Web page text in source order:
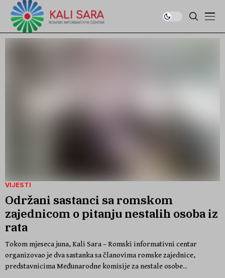
VIJESTI
Održani sastanci sa romskom
zajednicom o pitanju nestalih osoba iz
rata
Tokom mjeseca juna, Kali Sara – Romski informativni centar
organizovao je dva sastanka sa članovima romske zajednice,
predstavnicima Međunarodne komisije za nestale osobe...